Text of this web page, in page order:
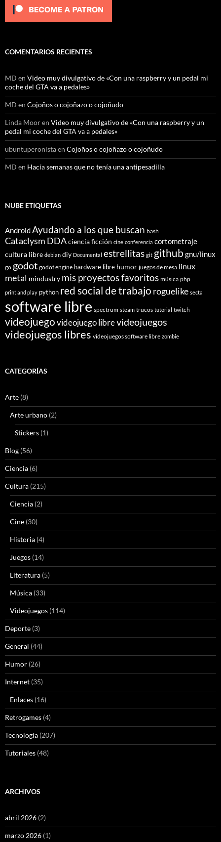
COMENTARIOS RECIENTES
MD en Video muy divulgativo de «Con una raspberry y un pedal mi
coche del GTA va a pedales»
MD en Cojoños o cojoñazo o cojoñudo
Linda Mooren Video muy divulgativo de «Con una raspberry y un
pedal mi coche del GTA va a pedales»
ubuntuperonistaen Cojoños o cojoñazo o cojoñudo
MD en Hacía semanas que no tenía una antipesadilla
NUBE ETIQUETAS
AndroidAyudando a los que buscan bash
Cataclysm DDAciencia ficción cine conferencia cortometraje
cultura libre debian diy Documental estrellitas git github gnu/linux
go godot godot engine hardware libre humor juegos de mesa linux
metal mindustry mis proyectos favoritos música php
print and play python red social de trabajo roguelike secta
software libre spectrum steam trucos tutorial twitch
videojuegovideojuego librevideojuegos
videojuegos libres videojuegos software libre zombie
CATEGORÍAS
Arte (8)
Arte urbano (2)
Stickers (1)
Blog (56)
Ciencia (6)
Cultura (215)
Ciencia (2)
Cine (30)
Historia (4)
Juegos (14)
Literatura (5)
Música (33)
Videojuegos (114)
Deporte (3)
General (44)
Humor (26)
Internet (35)
Enlaces (16)
Retrogames (4)
Tecnología (207)
Tutoriales (48)
ARCHIVOS
abril 2026 (2)
marzo 2026 (1)